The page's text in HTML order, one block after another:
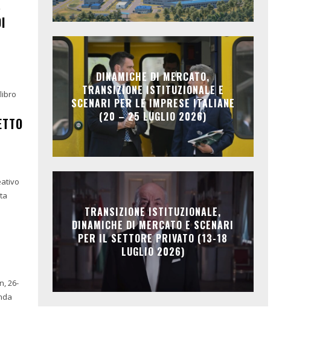
26-
DINAMICHE DI MERCATO,
TRANSIZIONE ISTITUZIONALE E
SCENARI PER LE IMPRESE ITALIANE
(20 – 25 LUGLIO 2026)
TRANSIZIONE ISTITUZIONALE,
DINAMICHE DI MERCATO E SCENARI
PER IL SETTORE PRIVATO (13-18
LUGLIO 2026)